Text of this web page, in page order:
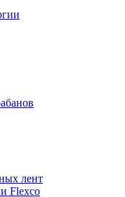
лент
Flexco